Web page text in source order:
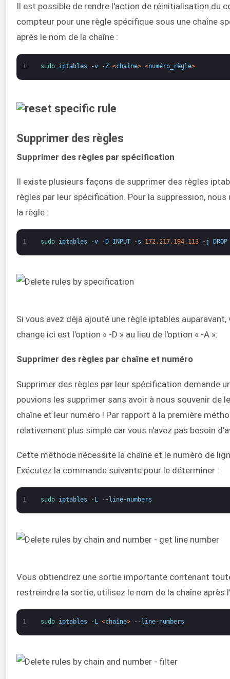
Il est possible de rendre l'action de réinitialisation du
compteur pour une règle spécifique sous une chaîne
après le nom de la chaîne :
1 sudo iptables -v -Z <chaîne> <numéro_règle>
Supprimer des règles
Supprimer des règles par spécification
Il existe plusieurs façons de supprimer des règles
règles par leur spécification. Pour la suppression,
la règle :
1 sudo iptables -v - D INPUT -s 172.217.194.113 -j DROP
Si vous avez déjà ajouté une règle iptables
change ici est l'option « -D » au lieu de l'option « -A ».
Supprimer des règles par chaîne et numéro
Supprimer des règles par leur spécification demande
pouvions les supprimer sans avoir à nous souvenir de
chaîne et leur numéro ! Par rapport à la première
relativement plus simple car vous n'avez pas besoin
Cette méthode nécessite la chaîne et le numéro de
Exécutez la commande suivante pour le déterminer :
1 sudo iptables - L -- line-numbers
Vous obtiendrez une sortie importante contenant
restreindre la sortie, utilisez le nom de la chaîne après
1 sudo iptables - L <chaîne> -- line-numbers